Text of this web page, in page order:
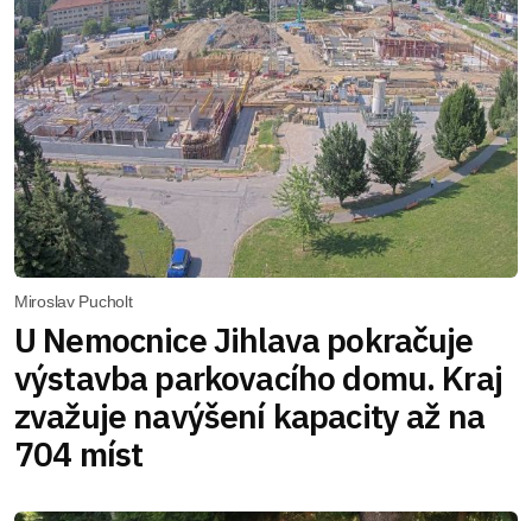
Miroslav Pucholt
U Nemocnice Jihlava pokračuje
výstavba parkovacího domu. Kraj
zvažuje navýšení kapacity až na
704 míst